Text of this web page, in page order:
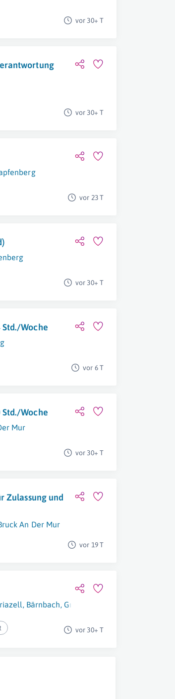
vor 30+ T
vor 30+ T
vor 23 T
vor 30+ T
Woche
vor 6 T
Woche
Mur
vor 30+ T
Zulassung und
An Der Mur
vor 19 T
, Bärnbach, Graz
vor 30+ T